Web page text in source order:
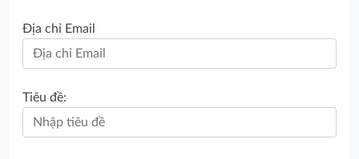
Địa chỉ Email
Tiêu đề: